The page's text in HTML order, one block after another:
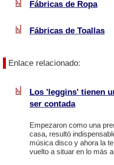
Fábricas de Ropa
Fábricas de Toallas
Enlace relacionado:
Los 'leggins' tienen
ser contada
Empezaron como una
casa, resultó
música disco y ahora la
vuelto a situar en lo más